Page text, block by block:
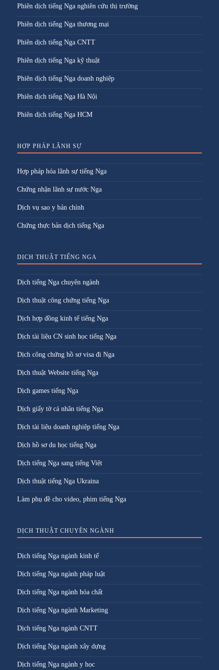
Phiên dịch tiếng Nga nghiên cứu thị trường
Phiên dịch tiếng Nga thương mại
Phiên dịch tiếng Nga CNTT
Phiên dịch tiếng Nga kỹ thuật
Phiên dịch tiếng Nga doanh nghiệp
Phiên dịch tiếng Nga Hà Nội
Phiên dịch tiếng Nga HCM
HỢP PHÁP LÃNH SỰ
Hợp pháp hóa lãnh sự tiếng Nga
Chứng nhận lãnh sự nước Nga
Dịch vụ sao y bản chính
Chứng thực bản dịch tiếng Nga
DỊCH THUẬT TIẾNG NGA
Dịch tiếng Nga chuyên ngành
Dịch thuật công chứng tiếng Nga
Dịch hợp đồng kinh tế tiếng Nga
Dịch tài liệu CN sinh học tiếng Nga
Dịch công chứng hồ sơ visa đi Nga
Dịch thuật Website tiếng Nga
Dịch games tiếng Nga
Dịch giấy tờ cá nhân tiếng Nga
Dịch tài liệu doanh nghiệp tiếng Nga
Dịch hồ sơ du học tiếng Nga
Dịch tiếng Nga sang tiếng Việt
Dịch thuật tiếng Nga Ukraina
Làm phụ đề cho video, phim tiếng Nga
DỊCH THUẬT CHUYÊN NGÀNH
Dịch tiếng Nga ngành kinh tế
Dịch tiếng Nga ngành pháp luật
Dịch tiếng Nga ngành hóa chất
Dịch tiếng Nga ngành Marketing
Dịch tiếng Nga ngành CNTT
Dịch tiếng Nga ngành xây dựng
Dịch tiếng Nga ngành y học